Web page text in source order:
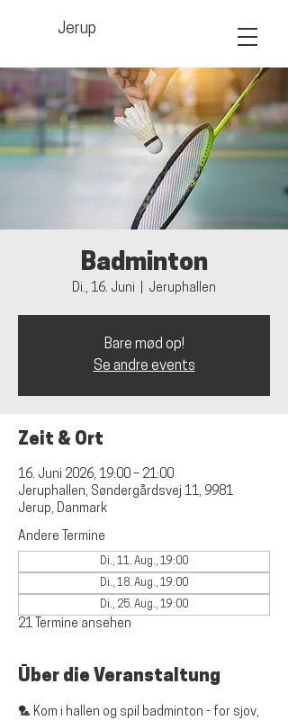
Jerup
Badminton
Di., 16. Juni Jeruphallen
Bare mød op!
Se andre events
Zeit & Ort
16. Juni 2026, 19:00 – 21:00
Jeruphallen, Søndergårdsvej 11, 9981
Jerup, Danmark
Andere Termine
Di., 11. Aug., 19:00
Di., 18. Aug., 19:00
Di., 25. Aug., 19:00
21 Termine ansehen
Über die Veranstaltung
🏸 Kom i hallen og spil badminton - for sjov,